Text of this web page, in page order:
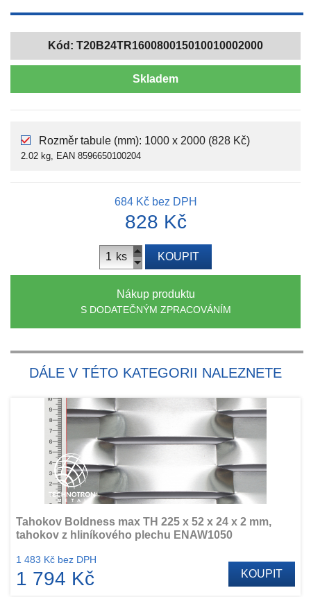
Kód: T20B24TR160080015010010002000
Skladem
Rozměr tabule (mm): 1000 x 2000 (828 Kč)
2.02 kg, EAN 8596650100204
684 Kčbez DPH
828 Kč
ks KOUPIT
Nákup produktu
S DODATEČNÝM ZPRACOVÁNÍM
DÁLE V TÉTO KATEGORII NALEZNETE
Tahokov Boldness max TH 225 x 52 x 24 x 2 mm,
tahokov z hliníkového plechu ENAW1050
1 483 Kč bez DPH
1 794 Kč KOUPIT